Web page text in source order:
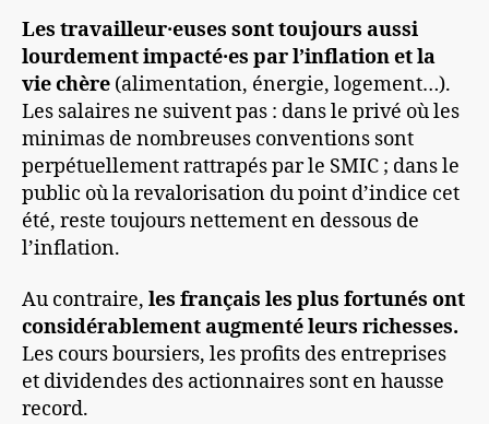
Les travailleur·euses sont toujours aussi
lourdement impacté·es par l’inflation et la
vie chère (alimentation, énergie, logement…).
Les salaires ne suivent pas : dans le privé où les
minimas de nombreuses conventions sont
perpétuellement rattrapés par le SMIC ; dans le
public où la revalorisation du point d’indice cet
été, reste toujours nettement en dessous de
l’inflation.
Au contraire, les français les plus fortunés ont
considérablement augmenté leurs richesses.
Les cours boursiers, les profits des entreprises
et dividendes des actionnaires sont en hausse
record.